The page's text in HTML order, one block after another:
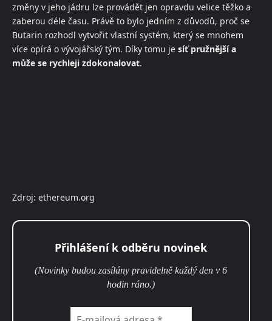
změny v jeho jádru lze provádět jen opravdu velice těžko a
zaberou déle času. Právě to bylo jedním z důvodů, proč se
Butarin rozhodl vytvořit vlastní systém, který se mnohem
více opírá o vývojářský tým. Díky tomu je síť pružnější a
může se rychleji zdokonalovat.
Zdroj: ethereum.org
Přihlášení k odběru novinek
(Novinky budou zasílány pravidelně každý den v 6
hodin ráno.)